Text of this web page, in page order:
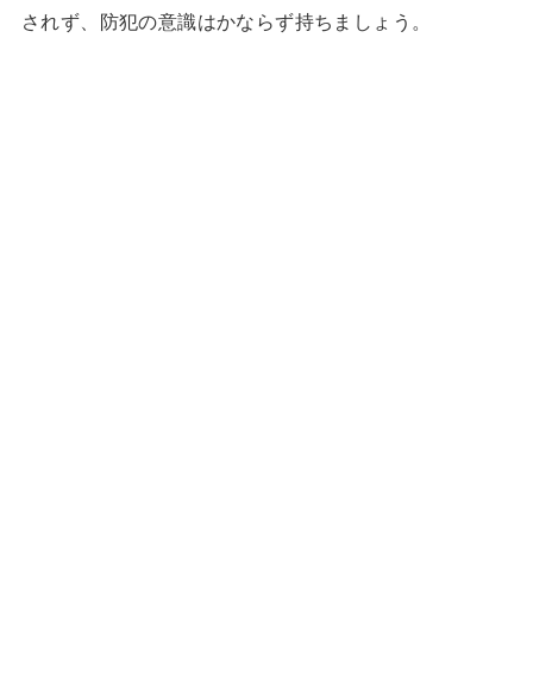
されず、防犯の意識はかならず持ちましょう。